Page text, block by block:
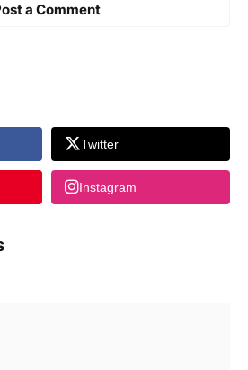
a Comment
Twitter
Instagram